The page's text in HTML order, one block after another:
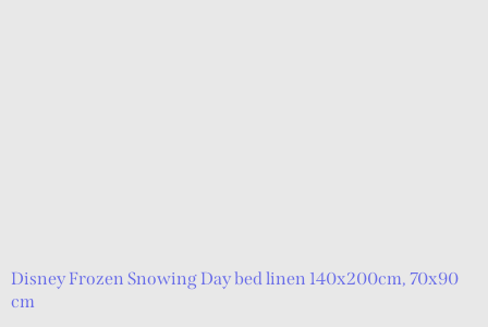
Disney Frozen Snowing Day bed linen 140x200cm, 70x90
cm